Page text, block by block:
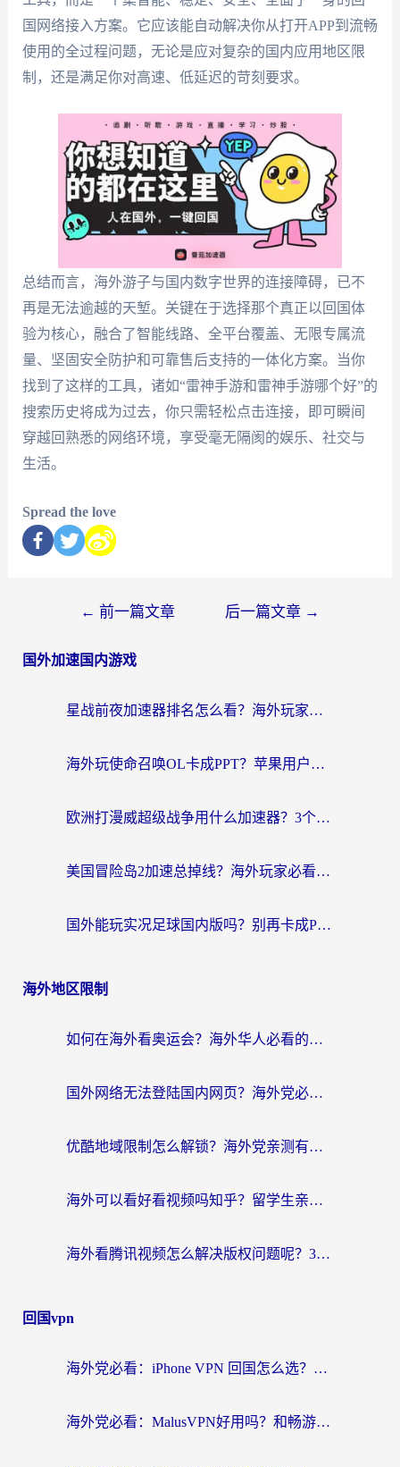
国网络接入方案。它应该能自动解决你从打开APP到流畅
使用的全过程问题，无论是应对复杂的国内应用地区限
制，还是满足你对高速、低延迟的苛刻要求。
总结而言，海外游子与国内数字世界的连接障碍，已不
再是无法逾越的天堑。关键在于选择那个真正以回国体
验为核心，融合了智能线路、全平台覆盖、无限专属流
量、坚固安全防护和可靠售后支持的一体化方案。当你
找到了这样的工具，诸如“雷神手游和雷神手游哪个好”的
搜索历史将成为过去，你只需轻松点击连接，即可瞬间
穿越回熟悉的网络环境，享受毫无隔阂的娱乐、社交与
生活。
Spread the love
← 前一篇文章 后一篇文章 →
国外加速国内游戏
星战前夜加速器排名怎么看？海外玩家国服游戏畅玩终极指南（附欧洲玩跑跑我的起源解决方案）
海外玩使命召唤OL卡成PPT？苹果用户必看：使命召唤OL国外加速器下载苹果版指南
欧洲打漫威超级战争用什么加速器？3个海外游戏卡顿问题一次解决（附实测推荐）
美国冒险岛2加速总掉线？海外玩家必看的国服游戏加速器选择指南
国外能玩实况足球国内版吗？别再卡成PPT！海外党国服游戏加速全攻略
海外地区限制
如何在海外看奥运会？海外华人必看的体育赛事直播终极指南
国外网络无法登陆国内网页？海外党必看：选对回国加速器实现无缝访问
优酷地域限制怎么解锁？海外党亲测有效的追剧自由指南
海外可以看好看视频吗知乎？留学生亲测有效的回国追剧解决方案
海外看腾讯视频怎么解决版权问题呢？3步让你轻松解锁国内影视自由
回国vpn
海外党必看：iPhone VPN 回国怎么选？一篇搞定无缝访问国内资源
海外党必看：MalusVPN好用吗？和畅游VPN对比哪个回国效果更好？附穿梭飞鱼神龟真实体验